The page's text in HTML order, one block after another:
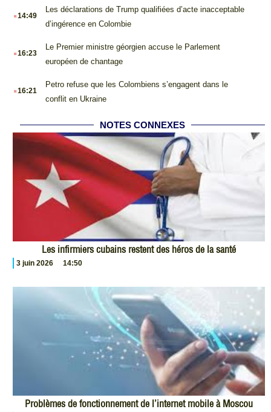
.14:49
Les déclarations de Trump qualifiées d’acte inacceptable
d’ingérence en Colombie
.16:23
Le Premier ministre géorgien accuse le Parlement
européen de chantage
.16:21
Petro refuse que les Colombiens s’engagent dans le
conflit en Ukraine
NOTES CONNEXES
Les infirmiers cubains restent des héros de la santé
3 juin 2026 14:50
Problèmes de fonctionnement de l’internet mobile à Moscou